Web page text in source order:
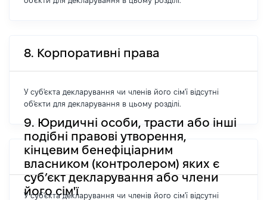
8. Корпоративні права
У суб'єкта декларування чи членів його сім'ї відсутні
об'єкти для декларування в цьому розділі.
9. Юридичні особи, трасти або інші
подібні правові утворення,
кінцевим бенефіціарним
власником (контролером) яких є
суб’єкт декларування або члени
його сім'ї
У суб'єкта декларування чи членів його сім'ї відсутні